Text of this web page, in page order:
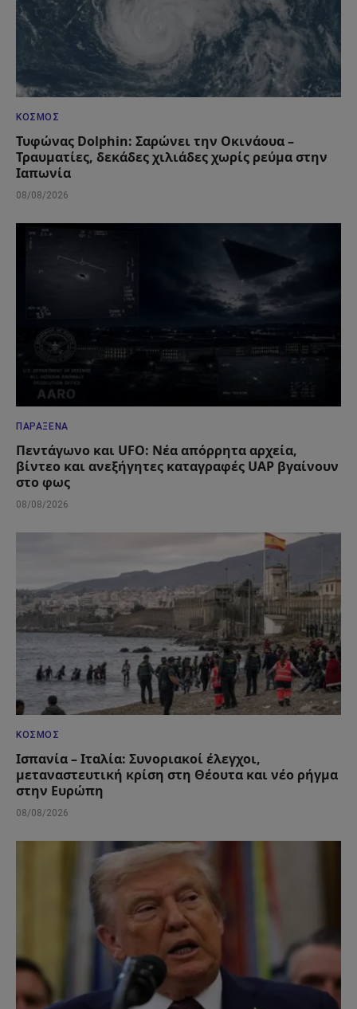
ΚΌΣΜΟΣ
Τυφώνας Dolphin: Σαρώνει την Οκινάουα –
Τραυματίες, δεκάδες χιλιάδες χωρίς ρεύμα στην
Ιαπωνία
08/08/2026
ΠΑΡΆΞΕΝΑ
Πεντάγωνο και UFO: Νέα απόρρητα αρχεία,
βίντεο και ανεξήγητες καταγραφές UAP βγαίνουν
στο φως
08/08/2026
ΚΌΣΜΟΣ
Ισπανία – Ιταλία: Συνοριακοί έλεγχοι,
μεταναστευτική κρίση στη Θέουτα και νέο ρήγμα
στην Ευρώπη
08/08/2026